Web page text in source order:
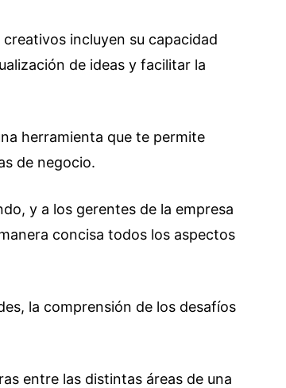
incluyen su capacidad
de ideas y facilitar la
herramienta que te permite
de negocio.
y a los gerentes de la empresa
concisa todos los aspectos
la comprensión de los desafíos
entre las distintas áreas de una